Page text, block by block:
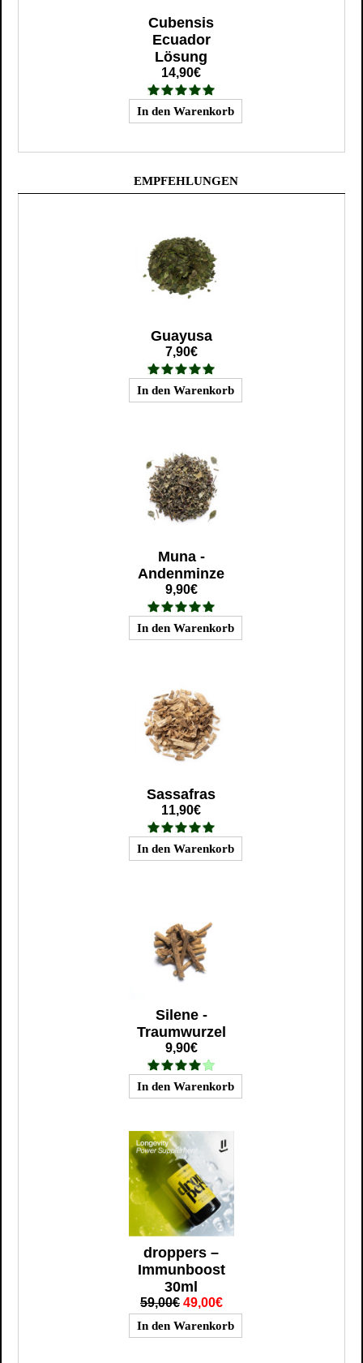
Cubensis
Ecuador
Lösung
14,90€
EMPFEHLUNGEN
Guayusa
7,90€
Muna -
Andenminze
9,90€
Sassafras
11,90€
Silene -
Traumwurzel
9,90€
droppers –
Immunboost
30ml
59,00€ 49,00€